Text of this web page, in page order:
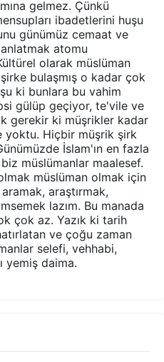
gelmez. Çünkü
ibadetlerini huşu
günümüz cemaat ve
atomu
olarak müslüman
bulaşmış o kadar çok
ki bunlara bu vahim
gülüp geçiyor, te'vile ve
gerekir ki müşrikler kadar
yoktu. Hiçbir müşrik şirk
İslam'ın en fazla
müslümanlar maalesef.
müslüman olmak için
araştırmak,
lazım. Bu manada
çok az. Yazık ki tarih
ve çoğu zaman
selefi, vehhabi,
yemiş daima.